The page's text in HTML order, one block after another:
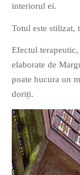
interiorul ei.
Totul este stilizat,
Efectul
elaborate de
poate bucura un
doriți.